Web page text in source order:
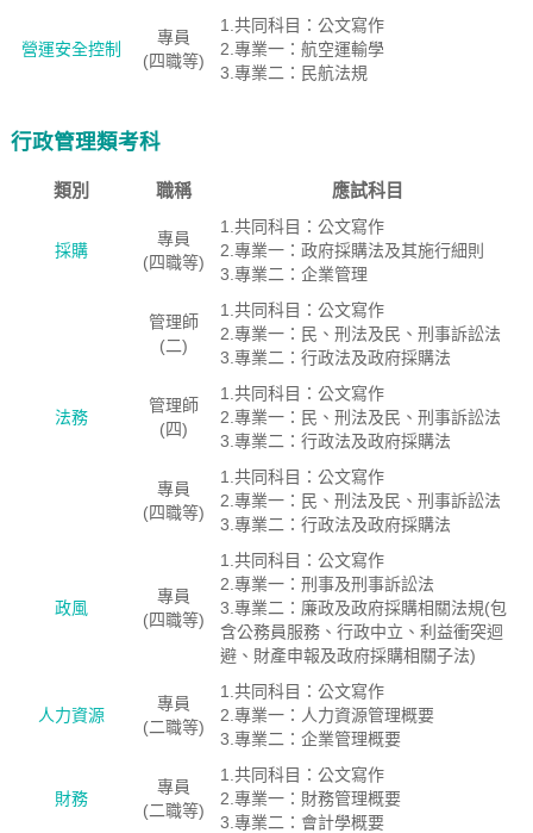
營運安全控制
專員
(四職等)
1.共同科目：公文寫作
2.專業一：航空運輸學
3.專業二：民航法規
行政管理類考科
類別 職稱 應試科目
採購
專員
(四職等)
1.共同科目：公文寫作
2.專業一：政府採購法及其施行細則
3.專業二：企業管理
法務
管理師
(二)
1.共同科目：公文寫作
2.專業一：民、刑法及民、刑事訴訟法
3.專業二：行政法及政府採購法
管理師
(四)
1.共同科目：公文寫作
2.專業一：民、刑法及民、刑事訴訟法
3.專業二：行政法及政府採購法
專員
(四職等)
1.共同科目：公文寫作
2.專業一：民、刑法及民、刑事訴訟法
3.專業二：行政法及政府採購法
政風
專員
(四職等)
1.共同科目：公文寫作
2.專業一：刑事及刑事訴訟法
3.專業二：廉政及政府採購相關法規(包
含公務員服務、行政中立、利益衝突迴
避、財產申報及政府採購相關子法)
人力資源
專員
(二職等)
1.共同科目：公文寫作
2.專業一：人力資源管理概要
3.專業二：企業管理概要
財務
專員
(二職等)
1.共同科目：公文寫作
2.專業一：財務管理概要
3.專業二：會計學概要